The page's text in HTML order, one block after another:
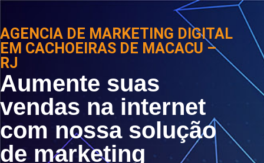
AGENCIA DE MARKETING DIGITAL
EM CACHOEIRAS DE MACACU –
RJ
Aumente suas
vendas na internet
com nossa solução
de marketing